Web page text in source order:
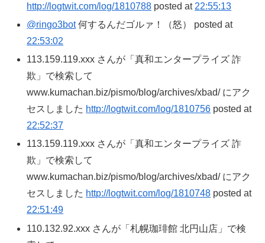
http://logtwit.com/log/1810788 posted at 22:55:13
@ringo3bot何するんだゴルァ！（怒） posted at
22:53:02
113.159.119.xxx さんが「真和エンタープライズ 詐
欺」で検索して
www.kumachan.biz/pismo/blog/archives/xbad/ にアク
セスしました http://logtwit.com/log/1810756 posted at
22:52:37
113.159.119.xxx さんが「真和エンタープライズ 詐
欺」で検索して
www.kumachan.biz/pismo/blog/archives/xbad/ にアク
セスしました http://logtwit.com/log/1810748 posted at
22:51:49
110.132.92.xxx さんが「札幌珈琲館 北円山店」で検